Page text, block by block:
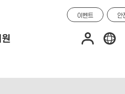
원
이벤트 안